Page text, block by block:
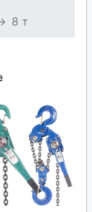
8 т